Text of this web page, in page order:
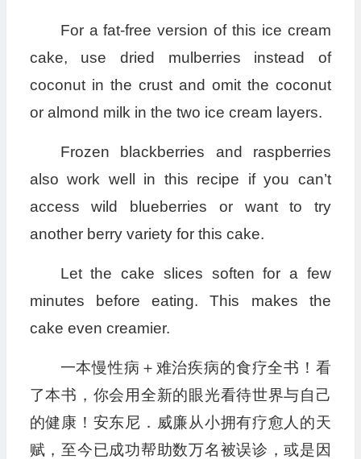
For a fat-free version of this ice cream
cake, use dried mulberries instead of
coconut in the crust and omit the coconut
or almond milk in the two ice cream layers.
Frozen blackberries and raspberries
also work well in this recipe if you can’t
access wild blueberries or want to try
another berry variety for this cake.
Let the cake slices soften for a few
minutes before eating. This makes the
cake even creamier.
一本慢性病＋难治疾病的食疗全书！看
了本书，你会用全新的眼光看待世界与自己
的健康！安东尼．威廉从小拥有疗愈人的天
赋，至今已成功帮助数万名被误诊，或是因